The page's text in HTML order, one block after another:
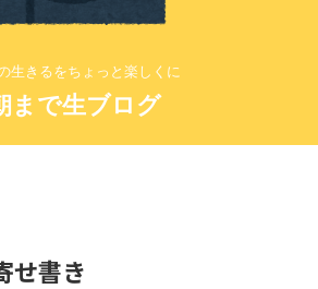
生きるをちょっと楽しくに
まで生ブログ
せ書き